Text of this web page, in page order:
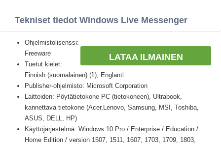
Tekniset tiedot Windows Live Messenger
LATAA ILMAINEN
Ohjelmistolisenssi:
Freeware
Tuetut kielet:
Finnish (suomalainen) (fi), Englanti
Publisher-ohjelmisto: Microsoft Corporation
Laitteiden: Pöytätietokone PC (tietokoneen), Ultrabook,
kannettava tietokone (Acer,Lenovo, Samsung, MSI, Toshiba,
ASUS, DELL, HP)
Käyttöjärjestelmä: Windows 10 Pro / Enterprise / Education /
Home Edition / version 1507, 1511, 1607, 1703, 1709, 1803,